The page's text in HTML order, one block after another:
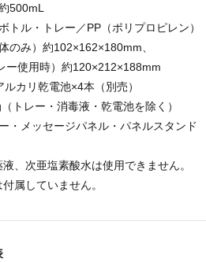
500mL
トル・トレー／PP（ポリプロピレン）
のみ）約102×162×180mm、
時）約120×212×188mm
カリ乾電池×4本（別売）
トレー・消毒液・乾電池を除く）
・メッセージパネル・パネルスタンド
、次亜塩素酸水は使用できません。
属していません。